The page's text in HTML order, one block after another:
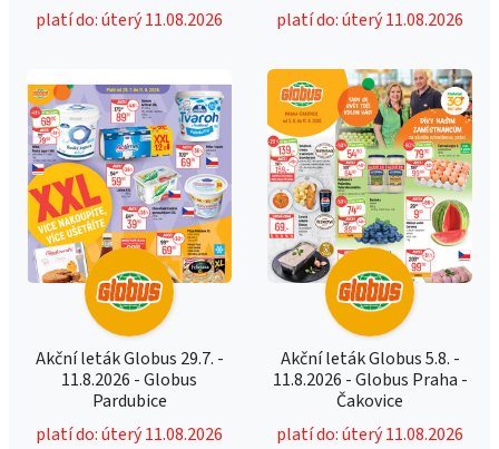
platí do: úterý 11.08.2026
platí do: úterý 11.08.2026
Akční leták Globus 29.7. -
11.8.2026 - Globus
Pardubice
platí do: úterý 11.08.2026
Akční leták Globus 5.8. -
11.8.2026 - Globus Praha -
Čakovice
platí do: úterý 11.08.2026